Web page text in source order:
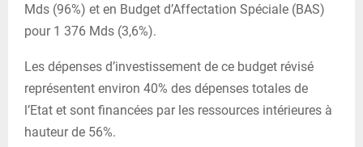
Mds (96%) et en Budget d’Affectation Spéciale (BAS)
pour 1 376 Mds (3,6%).
Les dépenses d’investissement de ce budget révisé
représentent environ 40% des dépenses totales de
l’Etat et sont financées par les ressources intérieures à
hauteur de 56%.